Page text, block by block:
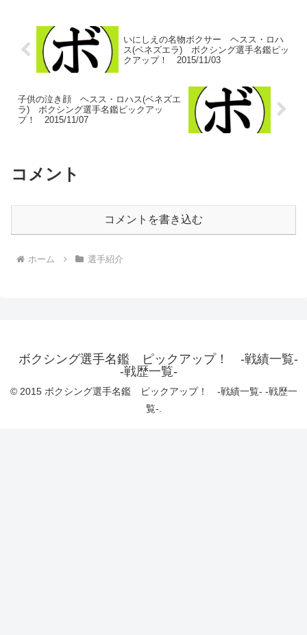
いにしえの名物ボクサー ヘスス・ロハ
ス(ベネズエラ) ボクシング選手名鑑ピッ
クアップ！ 2015/11/03
子供の泣き顔 ヘスス・ロハス(ベネズエ
ラ) ボクシング選手名鑑ピックアッ
プ！ 2015/11/07
コメント
コメントを書き込む
ホーム 選手紹介
ボクシング選手名鑑 ピックアップ！ -戦績一覧-
-戦歴一覧-
© 2015 ボクシング選手名鑑 ピックアップ！ -戦績一覧- -戦歴一
覧-.